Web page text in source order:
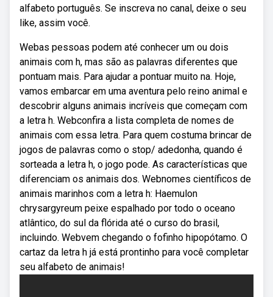
alfabeto português. Se inscreva no canal, deixe o seu
like, assim você.
Webas pessoas podem até conhecer um ou dois
animais com h, mas são as palavras diferentes que
pontuam mais. Para ajudar a pontuar muito na. Hoje,
vamos embarcar em uma aventura pelo reino animal e
descobrir alguns animais incríveis que começam com
a letra h. Webconfira a lista completa de nomes de
animais com essa letra. Para quem costuma brincar de
jogos de palavras como o stop/ adedonha, quando é
sorteada a letra h, o jogo pode. As características que
diferenciam os animais dos. Webnomes científicos de
animais marinhos com a letra h: Haemulon
chrysargyreum peixe espalhado por todo o oceano
atlântico, do sul da flórida até o curso do brasil,
incluindo. Webvem chegando o fofinho hipopótamo. O
cartaz da letra h já está prontinho para você completar
seu alfabeto de animais!